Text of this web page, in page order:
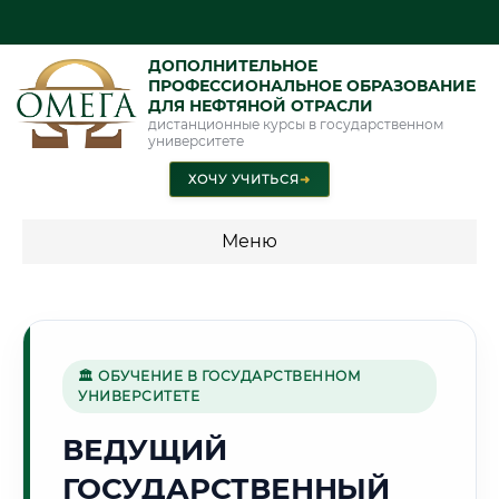
ДОПОЛНИТЕЛЬНОЕ
ПРОФЕССИОНАЛЬНОЕ ОБРАЗОВАНИЕ
ДЛЯ НЕФТЯНОЙ ОТРАСЛИ
дистанционные курсы в государственном
университете
ХОЧУ УЧИТЬСЯ➜
Меню
Г. ИВАНОВО
🏛 ОБУЧЕНИЕ В ГОСУДАРСТВЕННОМ
УНИВЕРСИТЕТЕ
ВЕДУЩИЙ
ГОСУДАРСТВЕННЫЙ